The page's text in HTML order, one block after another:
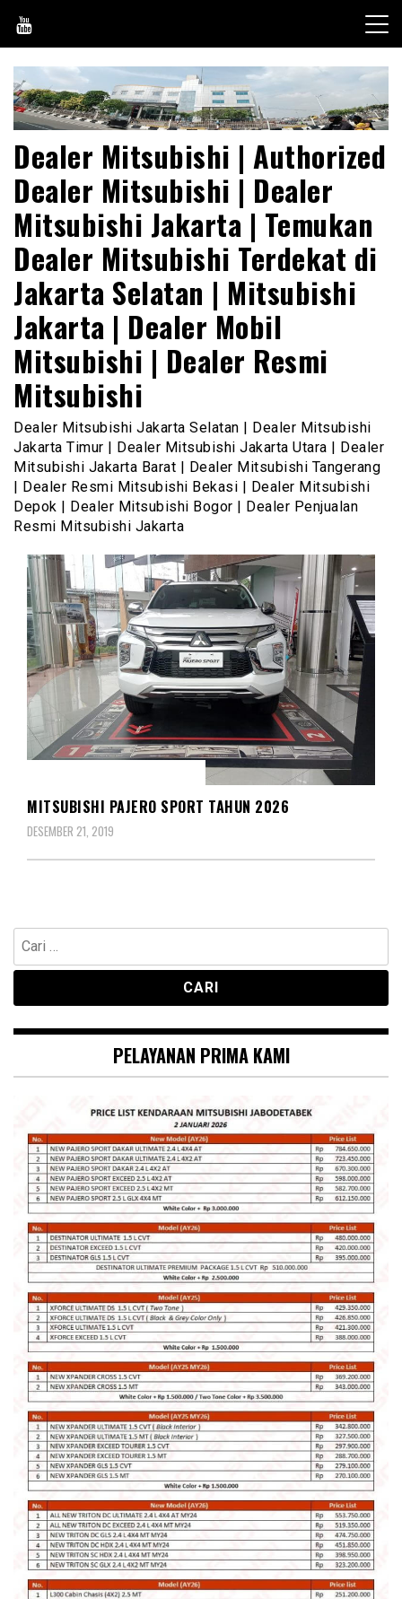
content
Dealer Mitsubishi | Authorized
Dealer Mitsubishi | Dealer
Mitsubishi Jakarta | Temukan
Dealer Mitsubishi Terdekat di
Jakarta Selatan | Mitsubishi
Jakarta | Dealer Mobil
Mitsubishi | Dealer Resmi
Mitsubishi
Dealer Mitsubishi Jakarta Selatan | Dealer Mitsubishi
Jakarta Timur | Dealer Mitsubishi Jakarta Utara | Dealer
Mitsubishi Jakarta Barat | Dealer Mitsubishi Tangerang
| Dealer Resmi Mitsubishi Bekasi | Dealer Mitsubishi
Depok | Dealer Mitsubishi Bogor | Dealer Penjualan
Resmi Mitsubishi Jakarta
MITSUBISHI PAJERO SPORT TAHUN 2026
DESEMBER 21, 2019
Cari
untuk:
PELAYANAN PRIMA KAMI